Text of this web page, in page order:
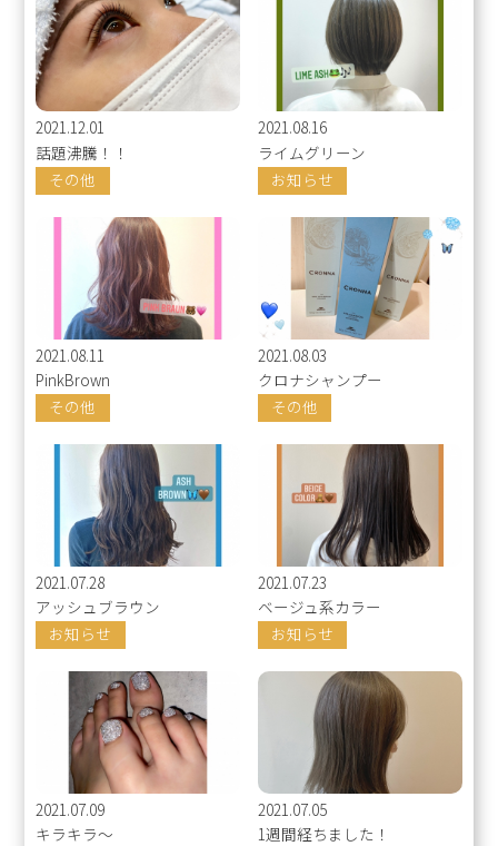
2021.12.01
話題沸騰！！
その他
2021.08.16
ライムグリーン
お知らせ
2021.08.11
PinkBrown
その他
2021.08.03
クロナシャンプー
その他
2021.07.28
アッシュブラウン
お知らせ
2021.07.23
ベージュ系カラー
お知らせ
2021.07.09
キラキラ〜
2021.07.05
1週間経ちました！